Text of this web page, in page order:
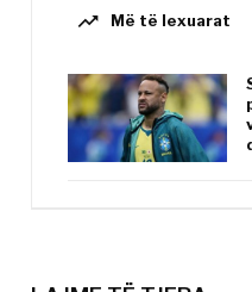
trending_up Më të lexuarat